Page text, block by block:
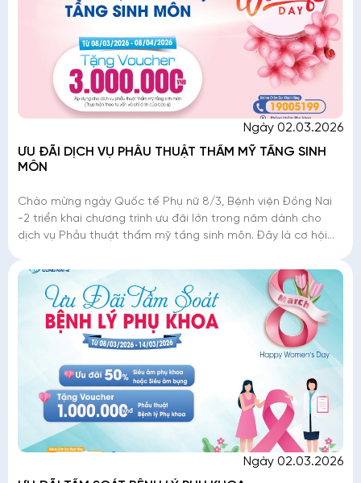
Ngày 02.03.2026
ƯU ĐÃI DỊCH VỤ PHẪU THUẬT THẨM MỸ TẦNG SINH
MÔN
Chào mừng ngày Quốc tế Phụ nữ 8/3, Bệnh viện Đồng Nai
-2 triển khai chương trình ưu đãi lớn trong năm dành cho
dịch vụ Phẫu thuật thẩm mỹ tầng sinh môn. Đây là cơ hội
Ngày 02.03.2026